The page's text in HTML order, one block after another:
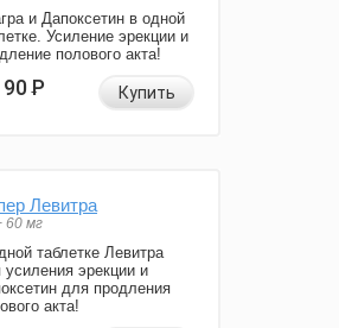
и Дапоксетин в одной
Усиление эрекции и
полового акта!
90Р Купить
Левитра
60 мг
таблетке Левитра
усиления эрекции и
для продления
акта!